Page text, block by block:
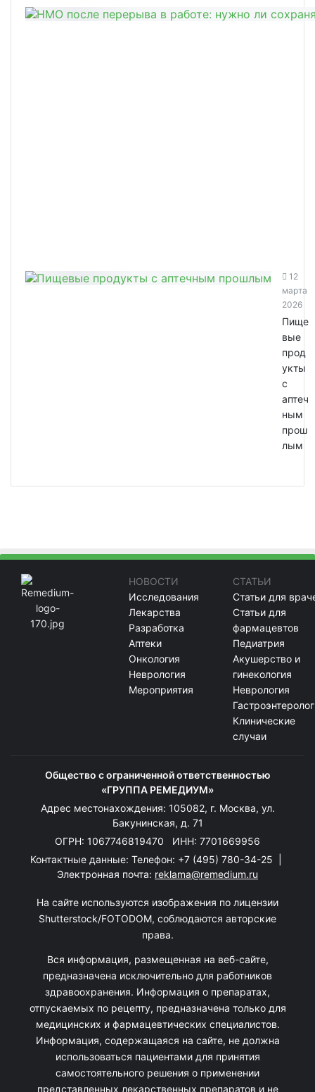
12
марта
2026
Пище
вые
прод
укты
с
аптеч
ным
прош
лым
НОВОСТИ
Исследования
Лекарства
Разработка
Аптеки
Онкология
Неврология
Мероприятия
СТАТЬИ
Статьи для
Статьи для
фармацевтов
Педиатрия
Акушерство и
гинекология
Неврология
Клинические
случаи
Общество с ограниченной ответственностью
«ГРУППА РЕМЕДИУМ»
Адрес местонахождения: 105082, г. Москва, ул.
Бакунинская, д. 71
ОГРН: 1067746819470 ИНН: 7701669956
Контактные данные: Телефон: +7 (495) 780-34-25
Электронная почта: reklama@remedium.ru
На сайте используются изображения по лицензии
Shutterstock/FOTODOM, соблюдаются авторские
права.
Вся информация, размещенная на веб-сайте,
предназначена исключительно для работников
здравоохранения. Информация о препаратах,
отпускаемых по рецепту, предназначена только для
медицинских и фармацевтических специалистов.
Информация, содержащаяся на сайте, не должна
использоваться пациентами для принятия
самостоятельного решения о применении
представленных лекарственных препаратов и не